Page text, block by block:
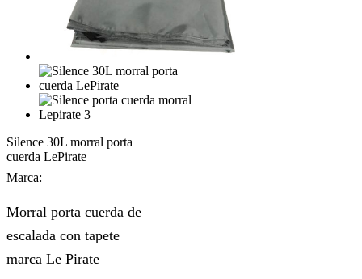
Silence 30L morral porta
cuerda LePirate
Marca:
Morral porta cuerda de
escalada con tapete
marca Le Pirate